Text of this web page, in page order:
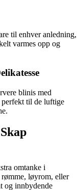
til enhver anledning,
varmes opp og
blinis med
perfekt til de luftige
omtanke i
rømme, løyrom, eller
og innbydende